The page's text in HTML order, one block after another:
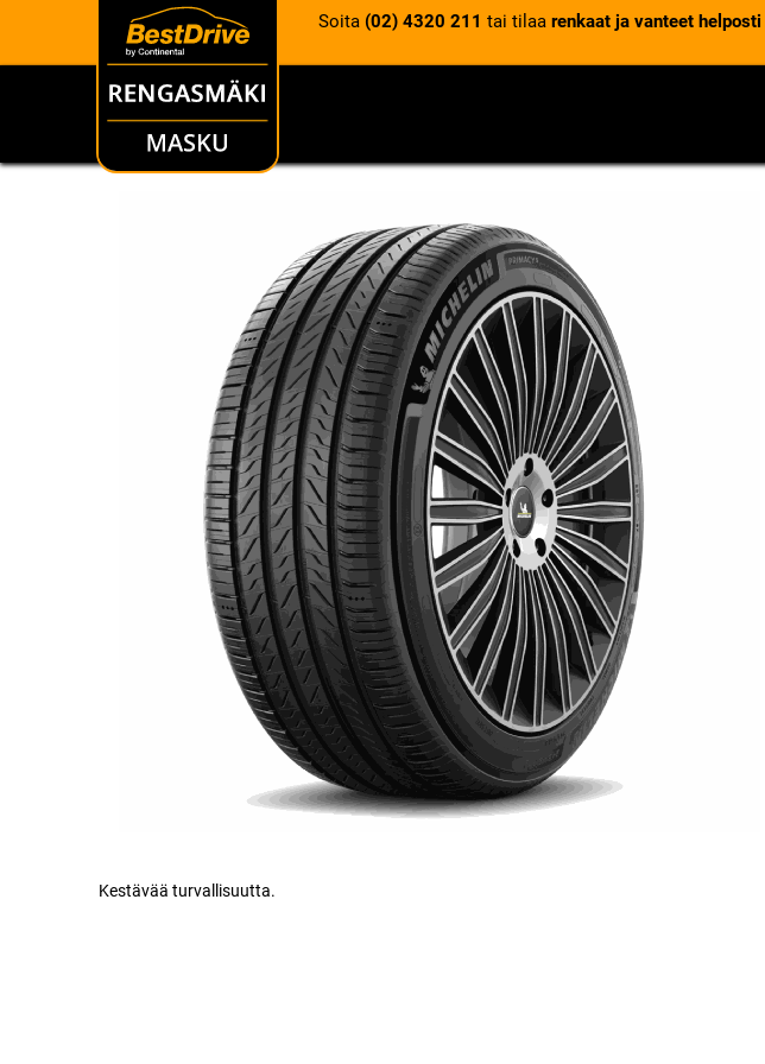
Soita (02) 4320 211 tai tilaa renkaat ja vanteet helposti
RENKAAT
Kestävää turvallisuutta.